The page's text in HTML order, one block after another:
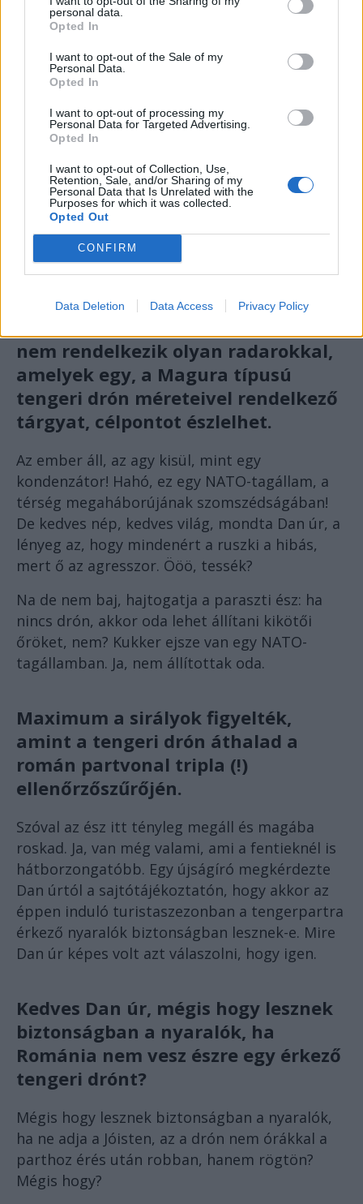
personal data.
Opted In
I want to opt-out of the Sale of my
Personal Data.
Opted In
I want to opt-out of processing my
Personal Data for Targeted Advertising.
Opted In
I want to opt-out of Collection, Use,
Retention, Sale, and/or Sharing of my
Personal Data that Is Unrelated with the
Purposes for which it was collected.
Opted Out
CONFIRM
Data Deletion Data Access Privacy Policy
Vagy van? De ha van, miért nincs? Na, válasz
sincs.
Aztán amikor valamennyire összeállt a
(siralmas, ám nyilvánosan nem vállalható) kép,
elkezdődött a magyarázkodás. Nicușor Dan
államelnök úr megszállottan és sűrű
kézlengetéssel
sajtótájékoztatóján, hogy Románia nem tesz
mást, mint igyekszik alkalmazkodni a gyorsan
fejlődő, változó háborús technikához.
Magyarán: kedves szavazópolgárok, az van,
hogy a háborús övezet közvetlen közelében
fekvő Románia (az igazán fejlett és dübörgő
ország, ja és NATO-tagállam)
nem rendelkezik olyan radarokkal,
amelyek egy, a Magura típusú
tengeri drón méreteivel rendelkező
tárgyat, célpontot észlelhet.
Az ember áll, az agy kisül, mint egy
kondenzátor! Hahó, ez egy NATO-tagállam, a
térség megaháborújának szomszédságában!
De kedves nép, kedves világ, mondta Dan úr, a
lényeg az, hogy mindenért a ruszki a hibás,
mert ő az agresszor. Ööö, tessék?
Na de nem baj, hajtogatja a paraszti ész: ha
nincs drón, akkor oda lehet állítani kikötői
őröket, nem? Kukker ejsze van egy NATO-
tagállamban. Ja, nem állítottak oda.
Maximum a sirályok figyelték,
amint a tengeri drón áthalad a
román partvonal tripla (!)
ellenőrzőszűrőjén.
Szóval az ész itt tényleg megáll és magába
roskad. Ja, van még valami, ami a fentieknél is
hátborzongatóbb. Egy újságíró megkérdezte
Dan úrtól a sajtótájékoztatón, hogy akkor az
éppen induló turistaszezonban a tengerpartra
érkező nyaralók biztonságban lesznek-e. Mire
Dan úr képes volt azt válaszolni, hogy igen.
Kedves Dan úr, mégis hogy lesznek
biztonságban a nyaralók, ha
Románia nem vesz észre egy érkező
tengeri drónt?
Mégis hogy lesznek biztonságban a nyaralók,
ha ne adja a Jóisten, az a drón nem órákkal a
parthoz érés után robban, hanem rögtön?
Mégis hogy?